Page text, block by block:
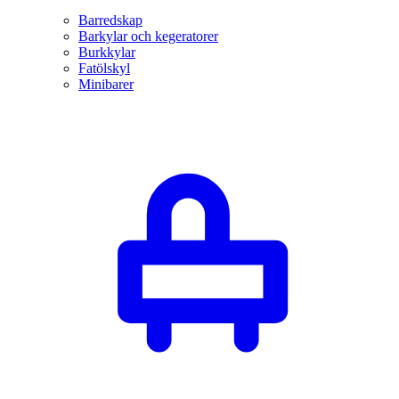
Barredskap
Barkylar och kegeratorer
Burkkylar
Fatölskyl
Minibarer